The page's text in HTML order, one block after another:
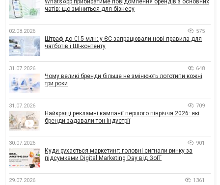
чатів: що зміниться для бізнесу
02.08.2026 575
Штраф до €15 млн: у ЄС запрацювали нові правила для
чатботів і ШІ-контенту
31.07.2026 648
Чому великі бренди більше не змінюють логотипи кожні
три роки
31.07.2026 709
Найкращі рекламні кампанії першого півріччя 2026: які
бренди задавали тон індустрії
30.07.2026 901
Куди рухається маркетинг: головні сигнали ринку за
підсумками Digital Marketing Day від GoIT
29.07.2026 1361